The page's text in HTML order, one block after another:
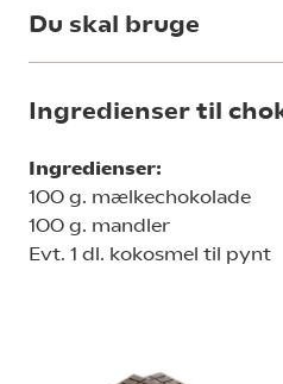
Du skal bruge
Ingredienser til
Ingredienser:
100 g. mælkechokolade
100 g. mandler
Evt. 1 dl. kokosmel til pynt